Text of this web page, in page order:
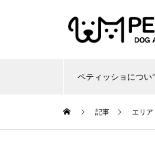
ペティッショについ
記事 エリア